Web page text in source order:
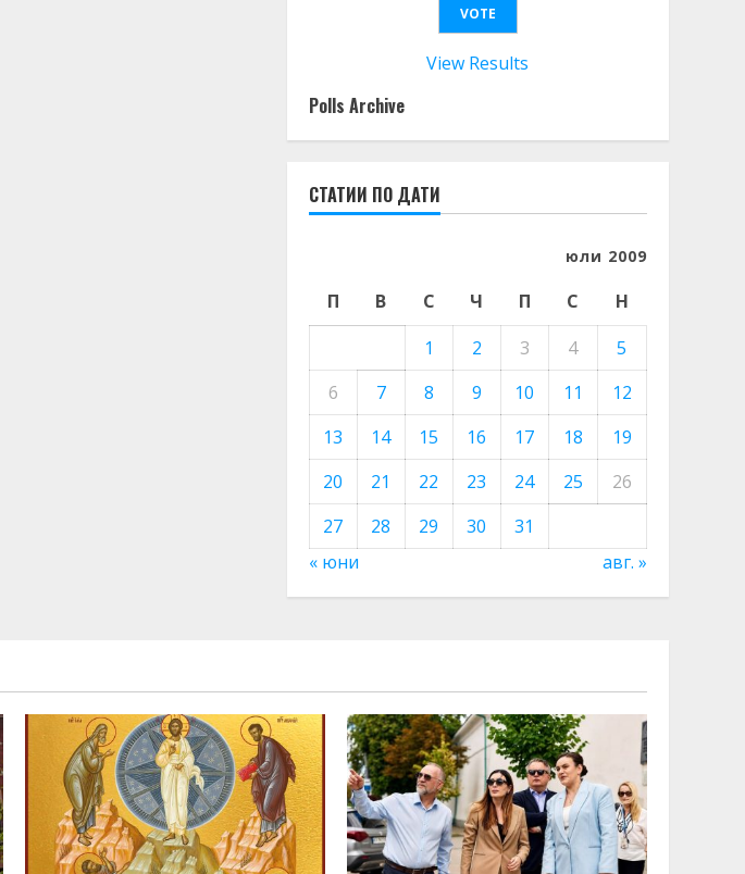
View Results
Polls Archive
СТАТИИ ПО ДАТИ
юли 2009
П В С Ч П С
Н
1
2 3 4
5
6
7 8 9 10 11
12
13
14 15 16 17 18
19
20
21 22 23 24 25
26
27
28 29 30
31
« юни
авг. »